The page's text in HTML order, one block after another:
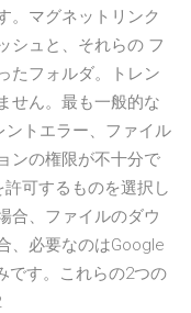
。マグネットリンク
シュと、それらの フ
たフォルダ。トレン
せん。最も一般的な
トエラー、ファイル
ンの権限が不十分で
可するものを選択し
合、ファイルのダウ
、必要なのはGoogle
です。これらの2つの